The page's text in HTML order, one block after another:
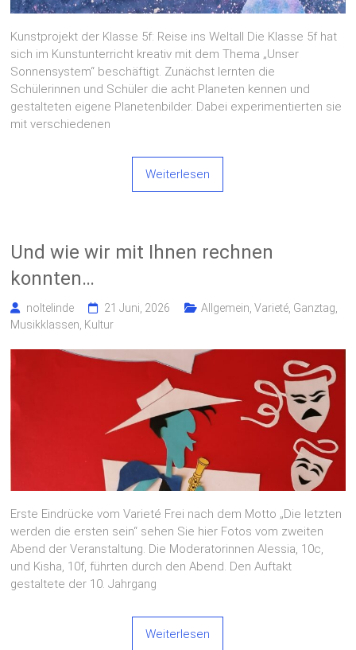
Kunstprojekt der Klasse 5f: Reise ins Weltall Die Klasse 5f hat
sich im Kunstunterricht kreativ mit dem Thema „Unser
Sonnensystem“ beschäftigt. Zunächst lernten die
Schülerinnen und Schüler die acht Planeten kennen und
gestalteten eigene Planetenbilder. Dabei experimentierten sie
mit verschiedenen
Weiterlesen
Und wie wir mit Ihnen rechnen
konnten…
noltelinde 21 Juni, 2026 Allgemein ,Varieté, Ganztag,
Musikklassen, Kultur
Erste Eindrücke vom Varieté Frei nach dem Motto „Die letzten
werden die ersten sein“ sehen Sie hier Fotos vom zweiten
Abend der Veranstaltung. Die Moderatorinnen Alessia, 10c,
und Kisha, 10f, führten durch den Abend. Den Auftakt
gestaltete der 10. Jahrgang
Weiterlesen